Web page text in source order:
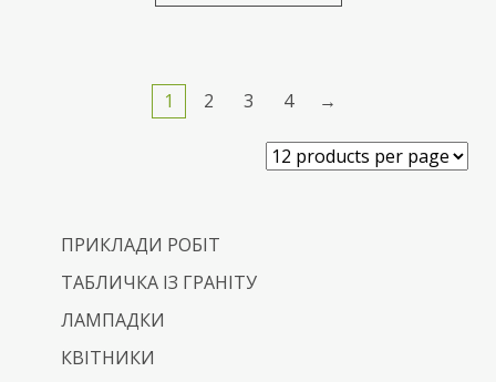
1 2 3 4 →
ПРИКЛАДИ РОБІТ
ТАБЛИЧКА ІЗ ГРАНІТУ
ЛАМПАДКИ
КВІТНИКИ